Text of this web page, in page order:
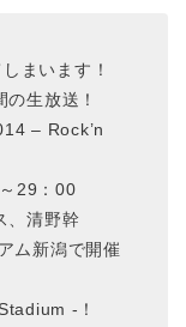
まいます！
生放送！
– Rock’n
29：00
、清野幹
ム新潟で開催
-！